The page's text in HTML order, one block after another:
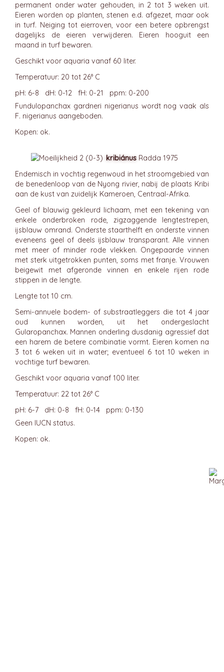
permanent onder water gehouden, in 2 tot 3 weken uit.
Eieren worden op planten, stenen e.d. afgezet, maar ook
in turf. Neiging tot eierroven, voor een betere opbrengst
dagelijks de eieren verwijderen. Eieren hooguit een
maand in turf bewaren.
Geschikt voor aquaria vanaf 60 liter.
Temperatuur: 20 tot 26° C
pH: 6-8 dH: 0-12 fH: 0-21 ppm: 0-200
Fundulopanchax gardneri nigerianus wordt nog vaak als
F. nigerianus aangeboden.
Kopen: ok.
kribiánus Radda 1975
Endemisch in vochtig regenwoud in het stroomgebied van
de benedenloop van de Nyong rivier, nabij de plaats Kribi
aan de kust van zuidelijk Kameroen, Centraal-Afrika.
Geel of blauwig gekleurd lichaam, met een tekening van
enkele onderbroken rode, zigzaggende lengtestrepen,
ijsblauw omrand. Onderste staarthelft en onderste vinnen
eveneens geel of deels ijsblauw transparant. Alle vinnen
met meer of minder rode vlekken. Ongepaarde vinnen
met sterk uitgetrokken punten, soms met franje. Vrouwen
beigewit met afgeronde vinnen en enkele rijen rode
stippen in de lengte.
Lengte tot 10 cm.
Semi-annuele bodem- of substraatleggers die tot 4 jaar
oud kunnen worden, uit het ondergeslacht
Gularopanchax. Mannen onderling dusdanig agressief dat
een harem de betere combinatie vormt. Eieren komen na
3 tot 6 weken uit in water; eventueel 6 tot 10 weken in
vochtige turf bewaren.
Geschikt voor aquaria vanaf 100 liter.
Temperatuur: 22 tot 26° C
pH: 6-7 dH: 0-8 fH: 0-14 ppm: 0-130
Geen IUCN status.
Kopen: ok.